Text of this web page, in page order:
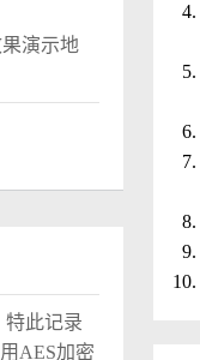
果演示地
特此记录
AES加密